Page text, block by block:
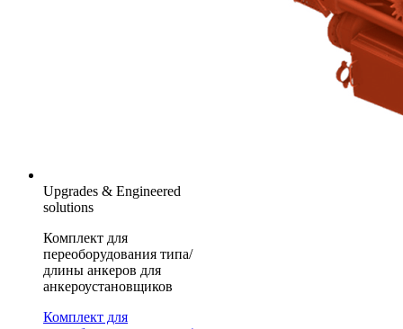
Upgrades & Engineered
solutions
Комплект для
переоборудования типа/
длины анкеров для
анкероустановщиков
Комплект для